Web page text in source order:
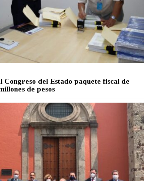
Congreso del Estado paquete fiscal de
de pesos